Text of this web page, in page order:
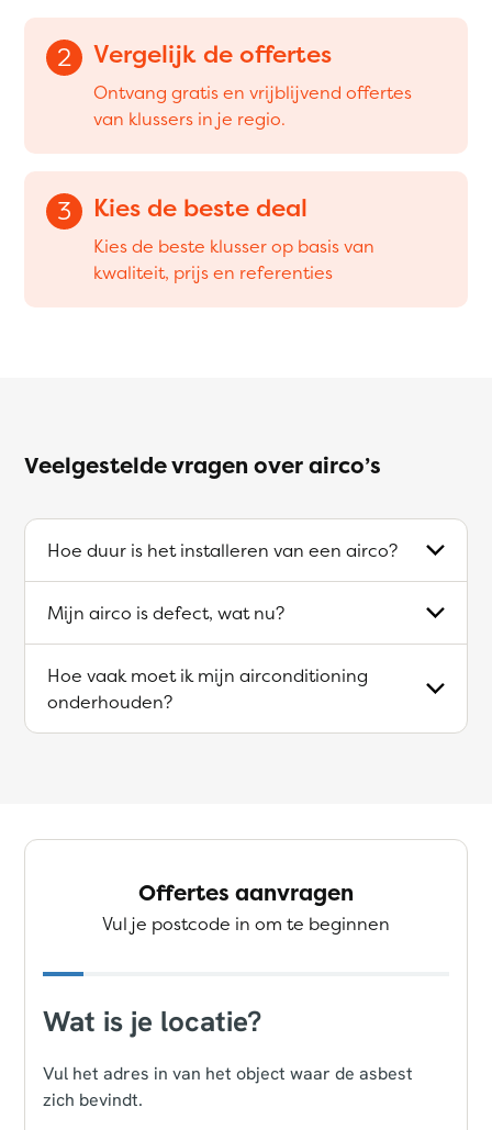
2 Vergelijk de offertes
Ontvang gratis en vrijblijvend offertes
van klussers in je regio.
3 Kies de beste deal
Kies de beste klusser op basis van
kwaliteit, prijs en referenties
Veelgestelde vragen over airco’s
Hoe duur is het installeren van een airco?
Mijn airco is defect, wat nu?
Hoe vaak moet ik mijn airconditioning
onderhouden?
Offertes aanvragen
Vul je postcode in om te beginnen